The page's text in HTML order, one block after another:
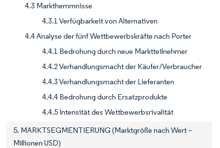
4.3 Markthemmnisse
4.3.1 Verfügbarkeit von Alternativen
4.4 Analyse der fünf Wettbewerbskräfte nach Porter
4.4.1 Bedrohung durch neue Marktteilnehmer
4.4.2 Verhandlungsmacht der Käufer/Verbraucher
4.4.3 Verhandlungsmacht der Lieferanten
4.4.4 Bedrohung durch Ersatzprodukte
4.4.5 Intensität des Wettbewerbsrivalität
5. MARKTSEGMENTIERUNG (Marktgröße nach Wert –
Millionen USD)